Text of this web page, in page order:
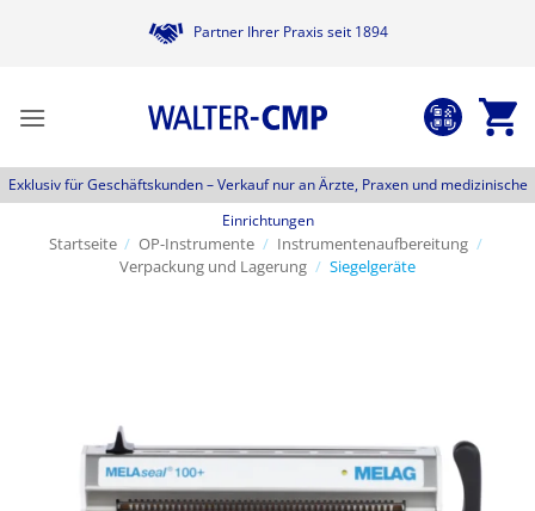
Partner Ihrer Praxis seit 1894
Exklusiv für Geschäftskunden –Verkauf nur an Ärzte, Praxen und medizinische
Einrichtungen
Startseite / OP-Instrumente / Instrumentenaufbereitung /
Verpackung und Lagerung / Siegelgeräte